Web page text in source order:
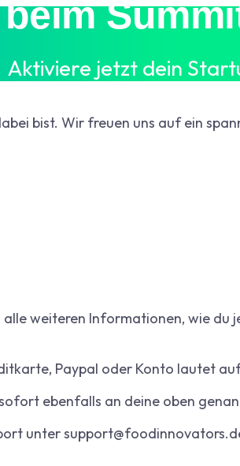
Aktiviere jetzt dein
bist. Wir freuen uns auf ein
weiteren Informationen, wie du
Paypal oder Konto lautet
ebenfalls an deine oben
unter